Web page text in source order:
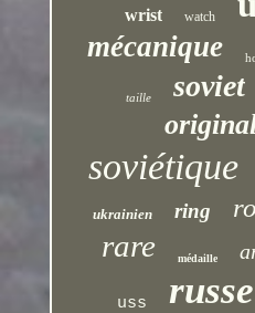
wrist watch
mécanique
taille soviet
soviétique
ukrainien ring
rare médaille
uss russe